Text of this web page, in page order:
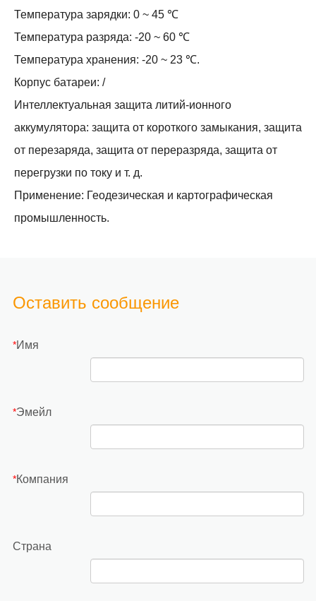
Температура зарядки: 0 ~ 45 ℃
Температура разряда: -20 ~ 60 ℃
Температура хранения: -20 ~ 23 ℃.
Корпус батареи: /
Интеллектуальная защита литий-ионного
аккумулятора: защита от короткого замыкания, защита
от перезаряда, защита от переразряда, защита от
перегрузки по току и т. д.
Применение: Геодезическая и картографическая
промышленность.
Оставить сообщение
*Имя
*Эмейл
*Компания
Страна